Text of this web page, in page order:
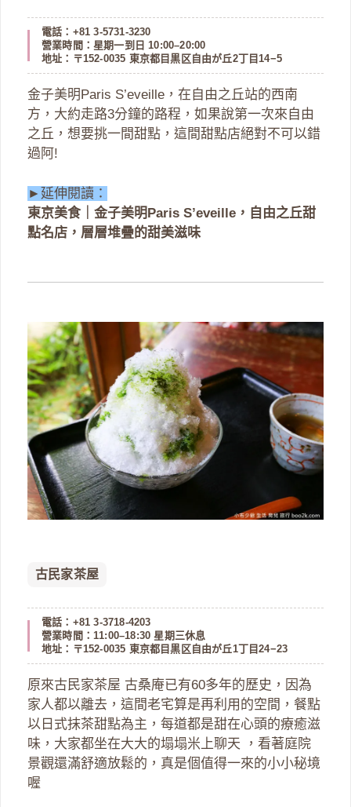
電話：+81 3-5731-3230
營業時間：星期一到日 10:00–20:00
地址：〒152-0035 東京都目黒区自由が丘2丁目14−5
金子美明Paris S’eveille，在自由之丘站的西南
方，大約走路3分鐘的路程，如果說第一次來自由
之丘，想要挑一間甜點，這間甜點店絕對不可以錯
過阿!
►延伸閱讀：
東京美食｜金子美明Paris S’eveille，自由之丘甜
點名店，層層堆疊的甜美滋味
古民家茶屋
電話：+81 3-3718-4203
營業時間：11:00–18:30 星期三休息
地址：〒152-0035 東京都目黒区自由が丘1丁目24−23
原來古民家茶屋 古桑庵已有60多年的歷史，因為
家人都以離去，這間老宅算是再利用的空間，餐點
以日式抹茶甜點為主，每道都是甜在心頭的療癒滋
味，大家都坐在大大的塌塌米上聊天 ，看著庭院
景觀還滿舒適放鬆的，真是個值得一來的小小秘境
喔